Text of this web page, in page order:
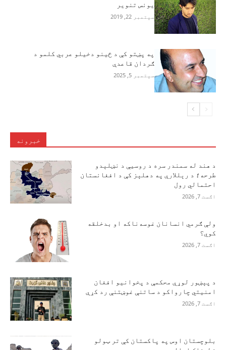
یونس تنویر
سپتمبر 22, 2019
په پښتو کې د ځينو دخيلو عربي کلمو د
ګردان قاعدې
سپتمبر 5, 2025
خبرونه
د هند له سمندر سره د روسیې د نښلېدو
طرحه؛ د رېللارې په دهلېز کې د افغانستان
احتمالي رول
اګست 7, 2026
ولې ګرمي انسانان غوسه‌ناکه او بدخلقه
کوي؟
اګست 7, 2026
د پېښور لوړې محکمې د پخوانیو افغان
امنیتي چارواکو د ساتنې غوښتنې رد کړې
اګست 7, 2026
بلوچستان اوس په پاکستان کې تر ټولو